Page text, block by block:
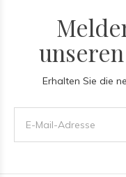
Erhalten Sie die